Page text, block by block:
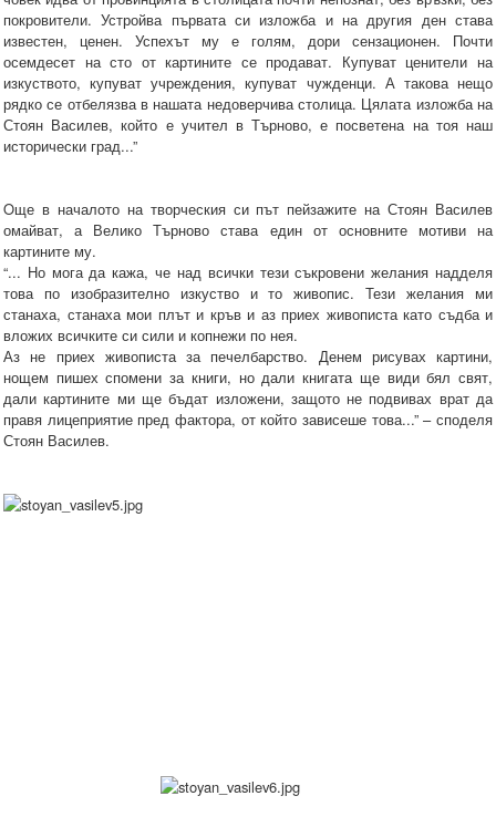
покровители. Устройва първата си изложба и на другия ден става
известен, ценен. Успехът му е голям, дори сензационен. Почти
осемдесет на сто от картините се продават. Купуват ценители на
изкуството, купуват учреждения, купуват чужденци. А такова нещо
рядко се отбелязва в нашата недоверчива столица. Цялата изложба на
Стоян Василев, който е учител в Търново, е посветена на тоя наш
исторически град...”
Oще в началото на творческия си път пейзажите на Стоян Василев
омайват, а Велико Търново става един от основните мотиви на
картините му.
“... Но мога да кажа, че над всички тези съкровени желания надделя
това по изобразително изкуство и то живопис. Тези желания ми
станаха, станаха мои плът и кръв и аз приех живописта като съдба и
вложих всичките си сили и копнежи по нея.
Аз не приех живописта за печелбарство. Денем рисувах картини,
нощем пишех спомени за книги, но дали книгата ще види бял свят,
дали картините ми ще бъдат изложени, защото не подвивах врат да
правя лицеприятие пред фактора, от който зависеше това...” – споделя
Стоян Василев.